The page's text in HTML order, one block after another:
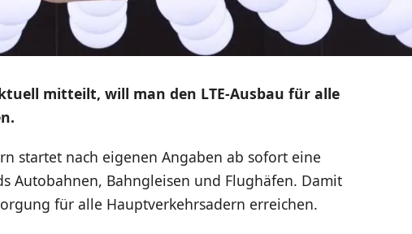
mitteilt, will man den LTE-Ausbau für alle
startet nach eigenen Angaben ab sofort eine
Autobahnen, Bahngleisen und Flughäfen. Damit
für alle Hauptverkehrsadern erreichen.